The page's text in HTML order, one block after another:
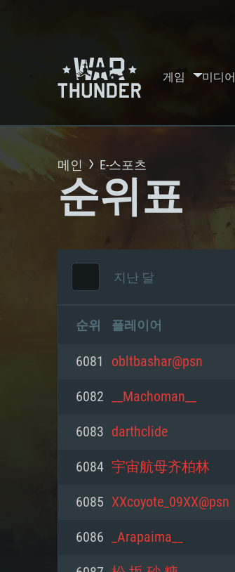
게임 미디어
메인 E-스포츠
순위표
지난 달
순위 플레이어
6081 obltbashar@psn
6082 __Machoman__
6083 darthclide
6084 宇宙航母齐柏林
6085 XXcoyote_09XX@psn
6086 _Arapaima__